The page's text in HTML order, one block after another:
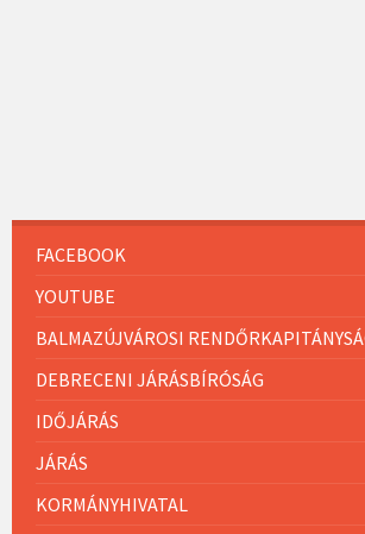
FACEBOOK
YOUTUBE
BALMAZÚJVÁROSI
DEBRECENI JÁRÁSBÍRÓSÁG
IDŐJÁRÁS
JÁRÁS
KORMÁNYHIVATAL